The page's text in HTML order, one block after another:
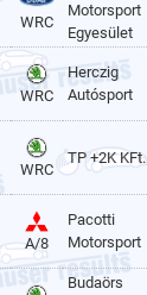
WRC
Motorsport
Egyesület
WRC
Herczig
Autósport
WRC
TP +2K KFt.
A/8
Pacotti
Motorsport
Budaörs